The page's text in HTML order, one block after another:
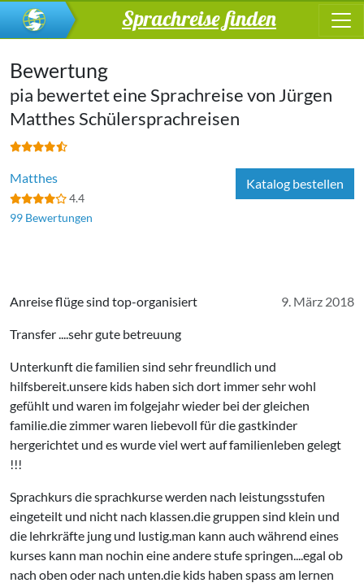
Sprachreise finden
Bewertung
pia bewertet eine Sprachreise von Jürgen
Matthes Schülersprachreisen
Matthes
4.4
99 Bewertungen
Katalog bestellen
9. März 2018
Anreise flüge sind top-organisiert
Transfer ....sehr gute betreuung
Unterkunft die familien sind sehr freundlich und
hilfsbereit.unsere kids haben sich dort immer sehr wohl
gefühlt und waren im folgejahr wieder bei der gleichen
familie.die zimmer waren liebevoll für die gastkinder
hergerichtet und es wurde viel wert auf familienleben gelegt
!!!
Sprachkurs die sprachkurse werden nach leistungsstufen
eingeteilt und nicht nach klassen.die gruppen sind klein und
die lehrkräfte jung und lustig.man kann auch während eines
kurses kann man nochin eine andere stufe springen....egal ob
nach oben oder nach unten.die kids haben spass am lernen